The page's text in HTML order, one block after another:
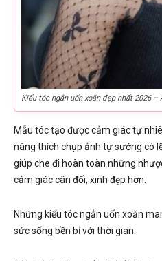
Kiểu tóc ngắn uốn xoăn đẹp nhất 2026 –
Mẫu tóc tạo được cảm giác tự
nàng thích chụp ảnh tự sướng có
giúp che đi hoàn toàn những
cảm giác cân đối, xinh đẹp hơn.
Những kiểu tóc ngắn uốn xoăn
sức sống bền bỉ với thời gian.